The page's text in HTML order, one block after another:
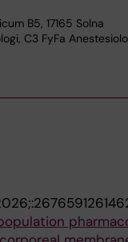
B5, 17165 Solna
C3 FyFa